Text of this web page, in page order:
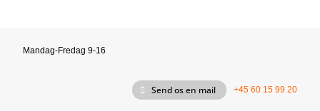
Mandag-Fredag 9-16
Send os en mail +45 60 15 99 20